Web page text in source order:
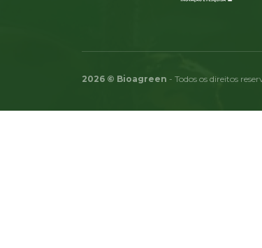
2026 © Bioagreen - Todos os direitos